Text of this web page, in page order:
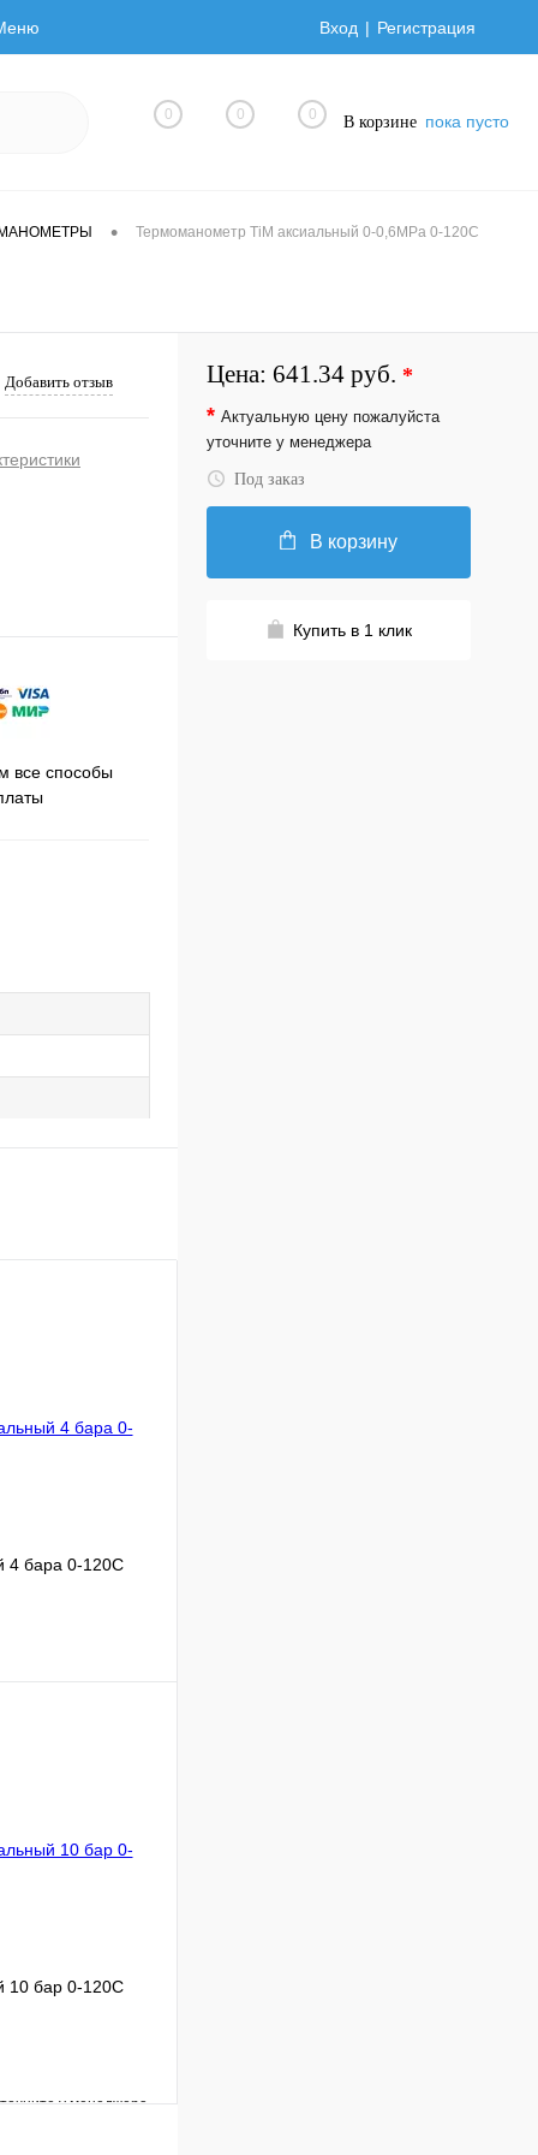
Вход Регистрация
0 0 0 В корзине пока пусто
• Термоманометр TiM аксиальный 0-0,6МРа 0-120С
Добавить отзыв
все способы
4 бара 0-120С
10 бар 0-120С
у менеджера
Цена: 641.34 руб. *
* Актуальную цену пожалуйста
уточните у менеджера
Под заказ
В корзину
Купить в 1 клик